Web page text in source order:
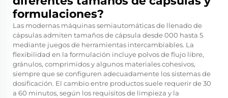
formulaciones?
Las modernas máquinas semiautomáticas de llenado de
cápsulas admiten tamaños de cápsula desde 000 hasta 5
mediante juegos de herramientas intercambiables. La
flexibilidad en la formulación incluye polvos de flujo libre,
gránulos, comprimidos y algunos materiales cohesivos,
siempre que se configuren adecuadamente los sistemas de
dosificación. El cambio entre productos suele requerir de 30
a 60 minutos, según los requisitos de limpieza y la